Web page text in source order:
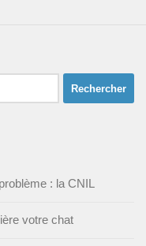
: la CNIL
votre chat